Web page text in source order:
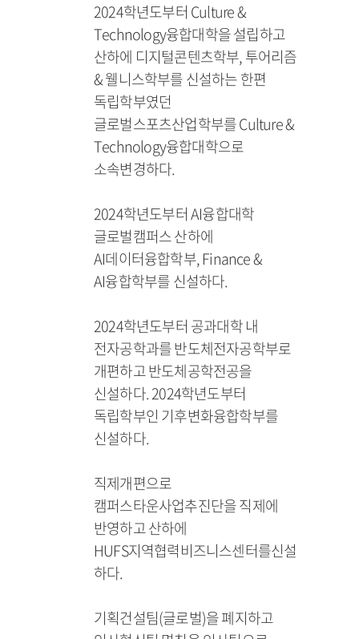
2024학년도부터 Culture &
Technology융합대학을 설립하고
산하에 디지털콘텐츠학부, 투어리즘
& 웰니스학부를 신설하는 한편
독립학부였던
글로벌스포츠산업학부를 Culture &
Technology융합대학으로
소속변경하다.
2024학년도부터 AI융합대학
글로벌캠퍼스 산하에
AI데이터융합학부, Finance &
AI융합학부를 신설하다.
2024학년도부터 공과대학 내
전자공학과를 반도체전자공학부로
개편하고 반도체공학전공을
신설하다. 2024학년도부터
독립학부인 기후변화융합학부를
신설하다.
직제개편으로
캠퍼스타운사업추진단을 직제에
반영하고 산하에
HUFS지역협력비즈니스센터를신설
하다.
기획건설팀(글로벌)을 폐지하고